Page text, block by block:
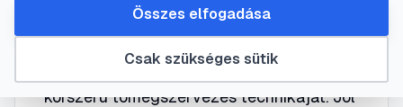
Hitler politikai tevékenységének döntő
fontosságú újítása volt, hogy átvette és
saját céljai szolgálatába állította a
korszerű tömegszervezés technikáját. Jól
Csak szükséges sütik
Összes elfogadása